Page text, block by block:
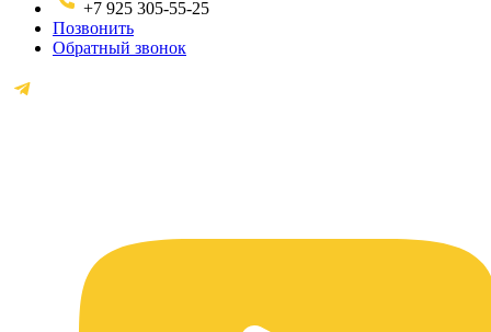
+7 925 305-55-25
Позвонить
Обратный звонок